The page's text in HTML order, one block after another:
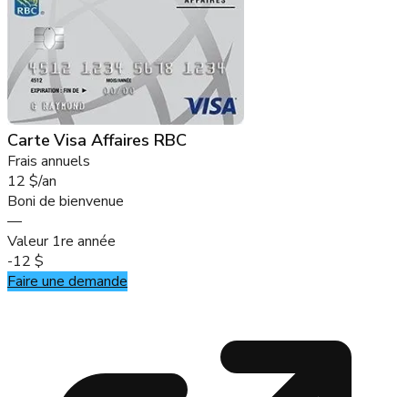
Carte Visa Affaires RBC
Frais annuels
12 $/an
Boni de bienvenue
—
Valeur 1re année
-12 $
Faire une demande